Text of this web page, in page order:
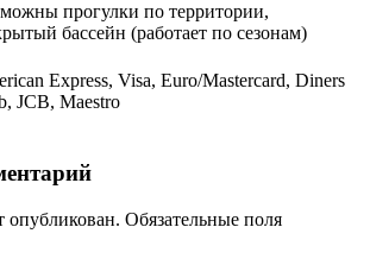
прогулки по территории,
бассейн (работает по сезонам)
Express, Visa, Euro/Mastercard, Diners
JCB, Maestro
опубликован. Обязательные поля